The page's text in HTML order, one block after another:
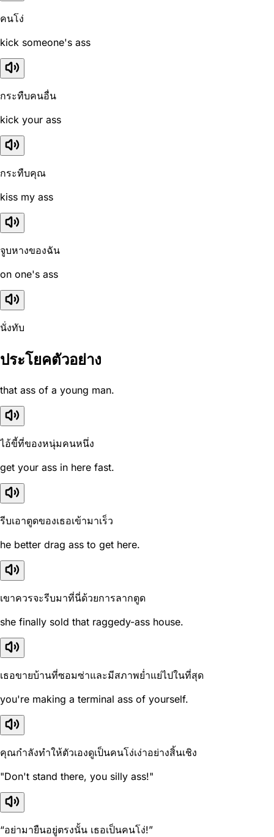
คนโง่
kick someone's ass
กระทืบคนอื่น
kick your ass
กระทืบคุณ
kiss my ass
จูบหางของฉัน
on one's ass
นั่งทับ
ประโยคตัวอย่าง
that ass of a young man.
ไอ้ขี้ที่ของหนุ่มคนหนึ่ง
get your ass in here fast.
รีบเอาตูดของเธอเข้ามาเร็ว
he better drag ass to get here.
เขาควรจะรีบมาที่นี่ด้วยการลากตูด
she finally sold that raggedy-ass house.
เธอขายบ้านที่ซอมซ่าและมีสภาพย่ำแย่ไปในที่สุด
you're making a terminal ass of yourself.
คุณกำลังทำให้ตัวเองดูเป็นคนโง่เง่าอย่างสิ้นเชิง
"Don't stand there, you silly ass!"
“อย่ามายืนอยู่ตรงนั้น เธอเป็นคนโง่!”